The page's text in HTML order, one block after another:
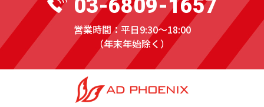
03-6809-1657
営業時間：平日9:30〜18:00
（年末年始除く）